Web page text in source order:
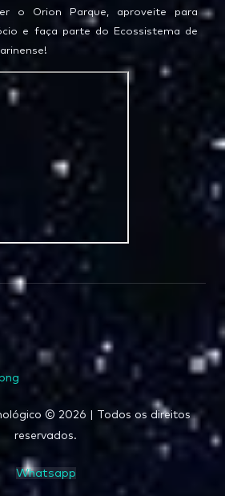
o Orion Parque, aproveite para
e faça parte do Ecossistema de
© 2026 | Todos os direitos
reservados.
Whatsapp